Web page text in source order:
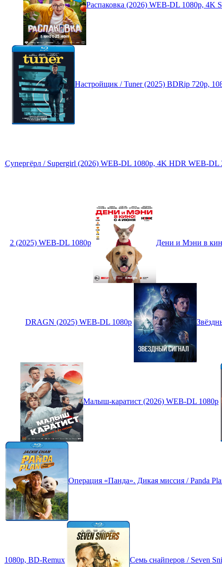
Распаковка (2026) WEB-DL 1080p, 4K
Настройщик / Tuner (2025) BDRip 720p,
Супергёрл / Supergirl (2026) WEB-DL 1080p, 4K HDR WEB-DL
2 (2025) WEB-DL 1080p Дени и Мэни в
DRAGN (2025) WEB-DL 1080p
Малыш-каратист (2026) WEB-DL 1080p
Операция «Панда». Дикая миссия / Panda
1080p, BD-Remux Семь снайперов / Seven